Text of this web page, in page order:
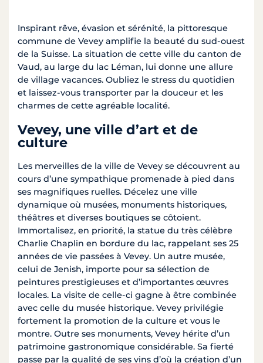
Inspirant rêve, évasion et sérénité, la pittoresque
commune de Vevey amplifie la beauté du sud-ouest
de la Suisse. La situation de cette ville du canton de
Vaud, au large du lac Léman, lui donne une allure
de village vacances. Oubliez le stress du quotidien
et laissez-vous transporter par la douceur et les
charmes de cette agréable localité.
Vevey, une ville d’art et de
culture
Les merveilles de la ville de Vevey se découvrent au
cours d’une sympathique promenade à pied dans
ses magnifiques ruelles. Décelez une ville
dynamique où musées, monuments historiques,
théâtres et diverses boutiques se côtoient.
Immortalisez, en priorité, la statue du très célèbre
Charlie Chaplin en bordure du lac, rappelant ses 25
années de vie passées à Vevey. Un autre musée,
celui de Jenish, importe pour sa sélection de
peintures prestigieuses et d’importantes œuvres
locales. La visite de celle-ci gagne à être combinée
avec celle du musée historique. Vevey privilégie
fortement la promotion de la culture et vous le
montre. Outre ses monuments, Vevey hérite d’un
patrimoine gastronomique considérable. Sa fierté
passe par la qualité de ses vins d’où la création d’un